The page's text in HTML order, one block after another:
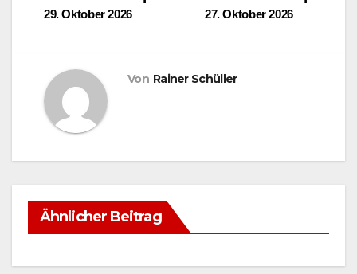
27. Oktober 2026
29. Oktober 2026
Von Rainer Schüller
Ähnlicher Beitrag